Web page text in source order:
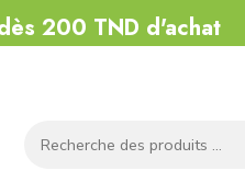
200 TND d'achat